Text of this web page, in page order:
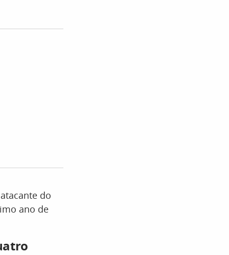
do
ano de